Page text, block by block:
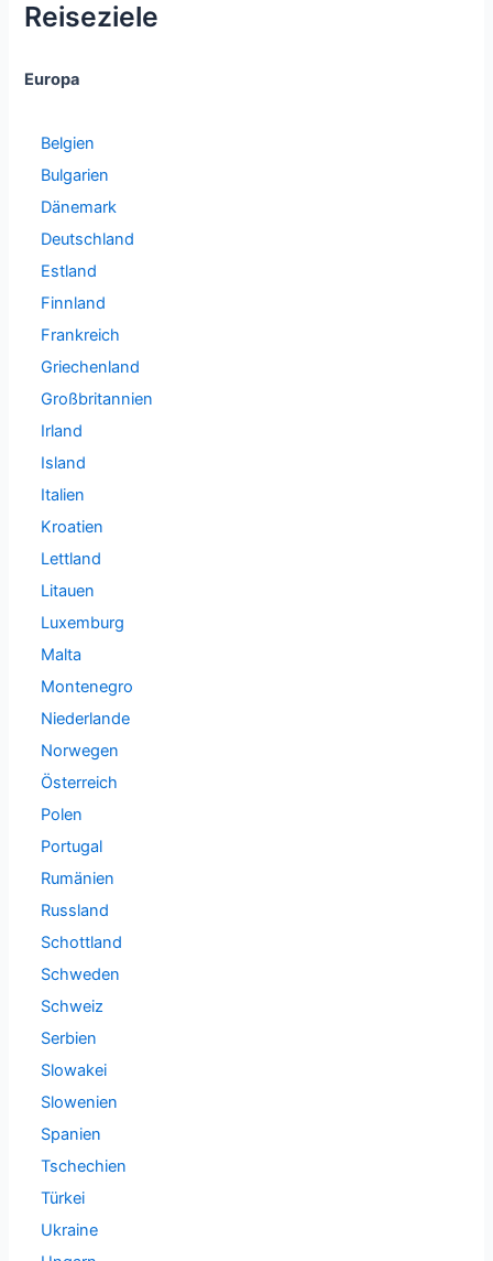
Reiseziele
Europa
Belgien
Bulgarien
Dänemark
Deutschland
Estland
Finnland
Frankreich
Griechenland
Großbritannien
Irland
Island
Italien
Kroatien
Lettland
Litauen
Luxemburg
Malta
Montenegro
Niederlande
Norwegen
Österreich
Polen
Portugal
Rumänien
Russland
Schottland
Schweden
Schweiz
Serbien
Slowakei
Slowenien
Spanien
Tschechien
Türkei
Ukraine